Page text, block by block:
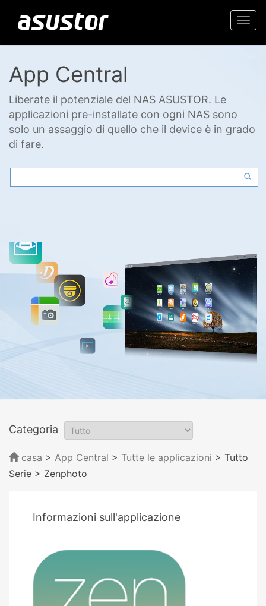
App Central
Liberate il potenziale del NAS ASUSTOR. Le
applicazioni pre-installate con ogni NAS sono
solo un assaggio di quello che il device è in grado
di fare.
Categoria
casa > App Central > Tutte le applicazioni > Tutto
Serie > Zenphoto
Informazioni sull'applicazione